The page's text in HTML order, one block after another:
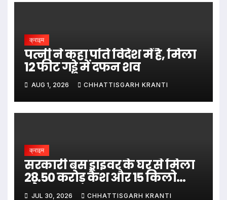
क्राइम
पत्नी ने कहा पति विदेश में है, मिला
12 फीट गड्ढे में दफन शव
AUG 1, 2026 CHHATTISGARH KRANTI
क्राइम
सरकारी बस ड्राइवर के घर से मिला
28.50 करोड़ कैश और 15 किलो
सोना
JUL 30, 2026 CHHATTISGARH KRANTI